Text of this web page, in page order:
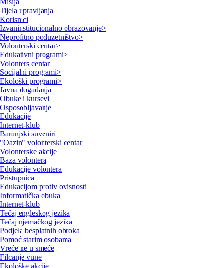
Misija
Tijela upravljanja
Korisnici
Izvaninstitucionalno obrazovanje>
Neprofitno poduzetništvo>
Volonterski centar>
Edukativni programi>
Volonters centar
Socijalni programi>
Ekološki programi>
Javna događanja
Obuke i kursevi
Osposobljavanje
Edukacije
Internet-klub
Baranjski suveniri
"Oazin" volonterski centar
Volonterske akcije
Baza volontera
Edukacije volontera
Pristupnica
Edukacijom protiv ovisnosti
Informatička obuka
Internet-klub
Tečaj engleskog jezika
Tečaj njemačkog jezika
Podjela besplatnih obroka
Pomoć starim osobama
Vreće ne u smeće
Filcanje vune
Ekološke akcije